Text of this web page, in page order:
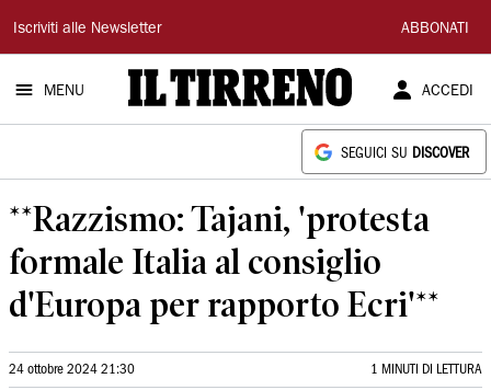
Il
Tirreno
Iscriviti alle Newsletter ABBONATI
MENU ACCEDI
SEGUICI SU DISCOVER
**Razzismo: Tajani, 'protesta
formale Italia al consiglio
d'Europa per rapporto Ecri'**
24 ottobre 2024 21:30 1 MINUTI DI LETTURA